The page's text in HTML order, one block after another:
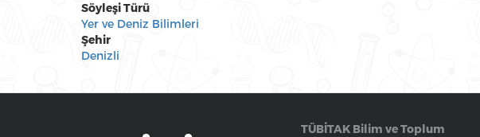
Söyleşi Türü
Yer ve Deniz Bilimleri
Şehir
Denizli
TÜBİTAK Bilim ve Toplum